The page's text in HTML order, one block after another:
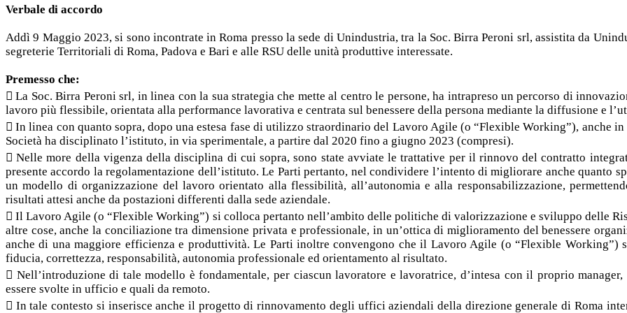
Verbale di accordo
Addì 9 Maggio 2023, si sono incontrate in Roma presso la sede di Unindustria, tra la Soc. Birra Peroni srl, assistita da
segreterie Territoriali di Roma, Padova e Bari e alle RSU delle unità produttive interessate.
Premesso che:
 La Soc. Birra Peroni srl, in linea con la sua strategia che mette al centro le persone, ha intrapreso un percorso di
lavoro più flessibile, orientata alla performance lavorativa e centrata sul benessere della persona mediante la diffusione e
 In linea con quanto sopra, dopo una estesa fase di utilizzo straordinario del Lavoro Agile (o “Flexible Working”), anche
Società ha disciplinato l’istituto, in via sperimentale, a partire dal 2020 fino a giugno 2023 (compresi).
 Nelle more della vigenza della disciplina di cui sopra, sono state avviate le trattative per il rinnovo del contratto
presente accordo la regolamentazione dell’istituto. Le Parti pertanto, nel condividere l’intento di migliorare anche quanto
un modello di organizzazione del lavoro orientato alla flessibilità, all’autonomia e alla responsabilizzazione,
risultati attesi anche da postazioni differenti dalla sede aziendale.
 Il Lavoro Agile (o “Flexible Working”) si colloca pertanto nell’ambito delle politiche di valorizzazione e sviluppo delle
altre cose, anche la conciliazione tra dimensione privata e professionale, in un’ottica di miglioramento del benessere
anche di una maggiore efficienza e produttività. Le Parti inoltre convengono che il Lavoro Agile (o “Flexible
fiducia, correttezza, responsabilità, autonomia professionale ed orientamento al risultato.
 Nell’introduzione di tale modello è fondamentale, per ciascun lavoratore e lavoratrice, d’intesa con il proprio
essere svolte in ufficio e quali da remoto.
 In tale contesto si inserisce anche il progetto di rinnovamento degli uffici aziendali della direzione generale di Roma